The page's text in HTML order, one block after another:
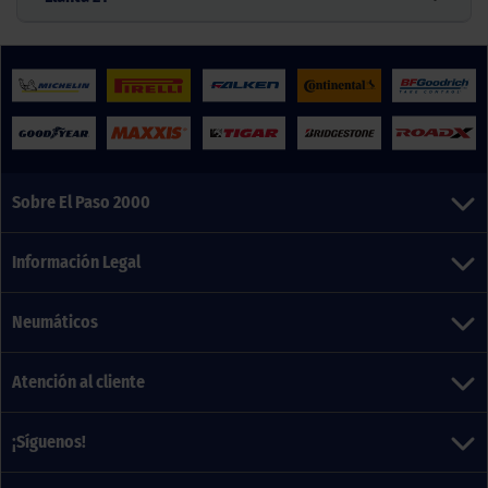
Sobre El Paso 2000
Información Legal
Neumáticos
Atención al cliente
¡Síguenos!